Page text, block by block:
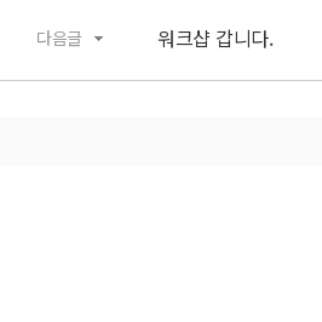
다음글 워크샵 갑니다.